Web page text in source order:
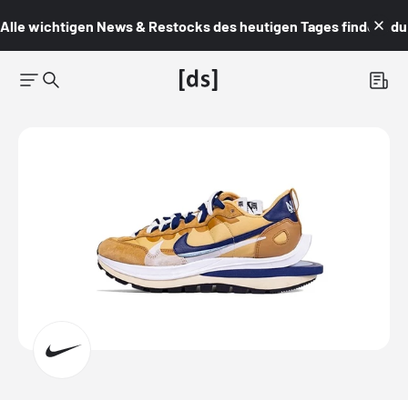
Alle wichtigen News & Restocks des heutigen Tages findest du